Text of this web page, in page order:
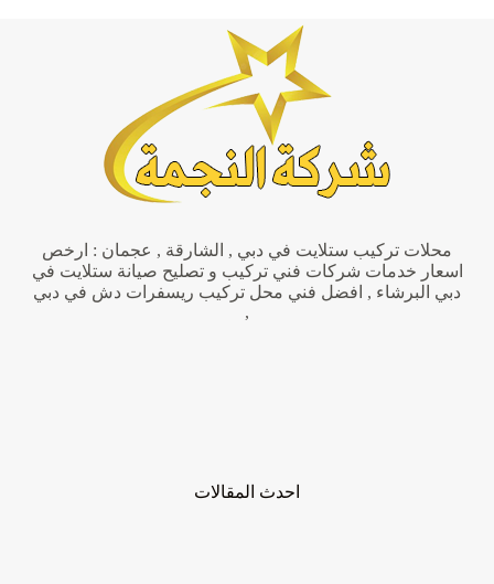
محلات تركيب ستلايت في دبي , الشارقة , عجمان : ارخص
اسعار خدمات شركات فني تركيب و تصليح صيانة ستلايت في
دبي البرشاء , افضل فني محل تركيب ريسفرات دش في دبي
,
احدث المقالات